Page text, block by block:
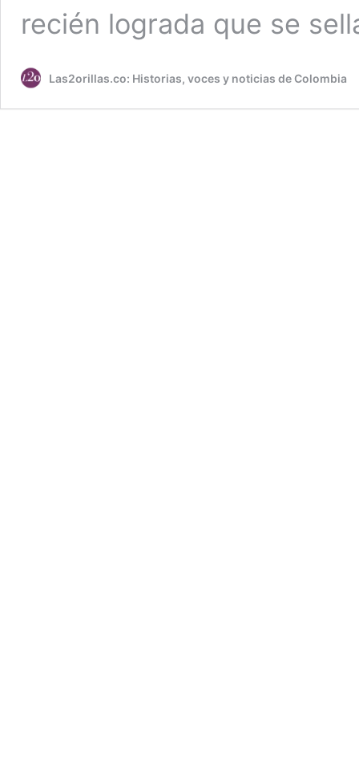
recién lograda que se
Las2orillas.co: Historias, voces y noticias de Colombia